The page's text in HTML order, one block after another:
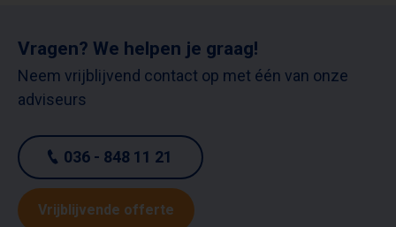
Vragen? We helpen je graag!
Neem vrijblijvend contact op met één van onze
adviseurs
036 - 848 11 21
Vrijblijvende offerte